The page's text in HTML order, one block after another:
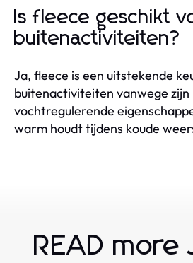
Is fleece geschikt
buitenactiviteiten?
Ja, fleece is een uitstekende
buitenactiviteiten vanwege zijn
vochtregulerende
warm houdt tijdens koude
READ more